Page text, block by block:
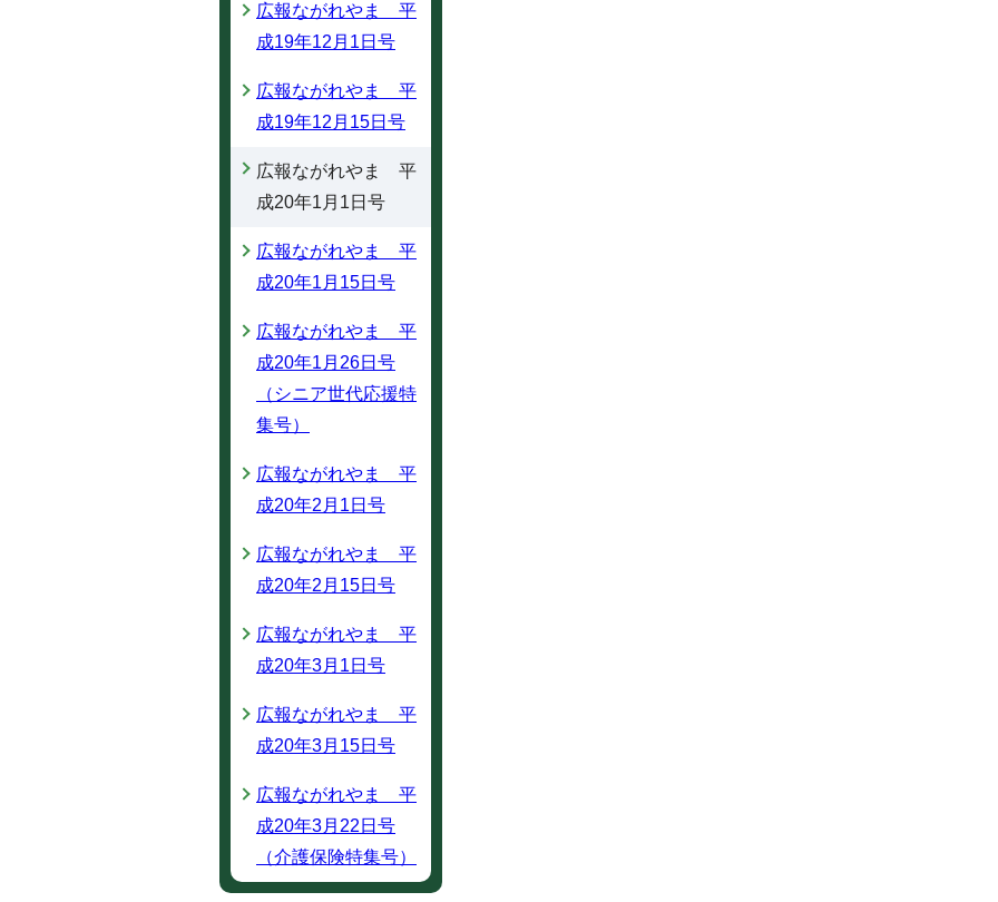
広報ながれやま 平
成19年12月1日号
広報ながれやま 平
成19年12月15日号
広報ながれやま 平
成20年1月1日号
広報ながれやま 平
成20年1月15日号
広報ながれやま 平
成20年1月26日号
（シニア世代応援特
集号）
広報ながれやま 平
成20年2月1日号
広報ながれやま 平
成20年2月15日号
広報ながれやま 平
成20年3月1日号
広報ながれやま 平
成20年3月15日号
広報ながれやま 平
成20年3月22日号
（介護保険特集号）